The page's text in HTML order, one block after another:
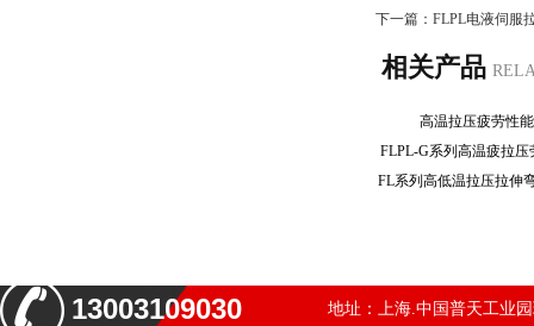
下一篇： FLPL电液伺服
相关产品
高温拉压疲劳性
FLPL-G系列高温疲拉
13003109030 地址：上海.中国普天工业